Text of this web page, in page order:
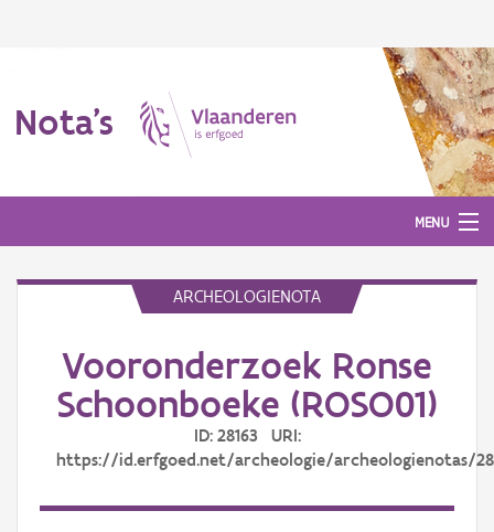
Nota's
MENU
Aanmelden
ARCHEOLOGIENOTA
Vooronderzoek Ronse
Schoonboeke (ROSO01)
ID: 28163 URI:
https://id.erfgoed.net/archeologie/archeologienotas/